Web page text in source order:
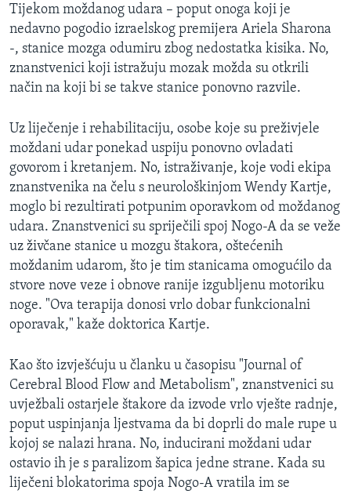
pretraguBOSNA I HERCEGOVINA
SVIJET
SPECIJALNI PROJEKTI
KORUPCIJA
SLOBODA MEDIJA
ŽENSKA STRANA
IZBJEGLIČKA STRANA
MAGAZIN
O GLASU AMERIKE
Learning English
PRATITE NAS
Tijekom moždanog udara – poput onoga koji je
nedavno pogodio izraelskog premijera Ariela Sharona
-, stanice mozga odumiru zbog nedostatka kisika. No,
znanstvenici koji istražuju mozak možda su otkrili
način na koji bi se takve stanice ponovno razvile.
Uz liječenje i rehabilitaciju, osobe koje su preživjele
moždani udar ponekad uspiju ponovno ovladati
govorom i kretanjem. No, istraživanje, koje vodi ekipa
znanstvenika na čelu s neurološkinjom Wendy Kartje,
moglo bi rezultirati potpunim oporavkom od moždanog
udara. Znanstvenici su spriječili spoj Nogo-A da se veže
uz živčane stanice u mozgu štakora, oštećenih
moždanim udarom, što je tim stanicama omogućilo da
stvore nove veze i obnove ranije izgubljenu motoriku
noge. "Ova terapija donosi vrlo dobar funkcionalni
oporavak," kaže doktorica Kartje.
Kao što izvješćuju u članku u časopisu "Journal of
Cerebral Blood Flow and Metabolism", znanstvenici su
uvježbali ostarjele štakore da izvode vrlo vješte radnje,
poput uspinjanja ljestvama da bi doprli do male rupe u
kojoj se nalazi hrana. No, inducirani moždani udar
ostavio ih je s paralizom šapica jedne strane. Kada su
liječeni blokatorima spoja Nogo-A vratila im se